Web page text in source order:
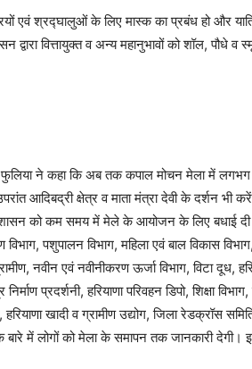
एवं श्रद्घालुओं के लिए मास्क का प्रबंध हो और
वित्तायुक्त व अन्य महानुभावों को शॉल, पौधे व
फुलिया ने कहा कि अब तक कपाल मोचन मेला में
आदिबद्री क्षेत्र व माता मंत्रा देवी के दर्शन भी
को कम समय में मेले के आयोजन के लिए बधाई
विभाग, पशुपालन विभाग, महिला एवं बाल विकास
नवीन एवं नवीनीकरण ऊर्जा विभाग, विटा दूध,
निर्माण प्रदर्शनी, हरियाणा परिवहन डिपो, शिक्षा
खादी व ग्रामीण उद्योग, जिला रेडक्रॉस समिति
में लोगों को मेला के समापन तक जानकारी देगी। इस